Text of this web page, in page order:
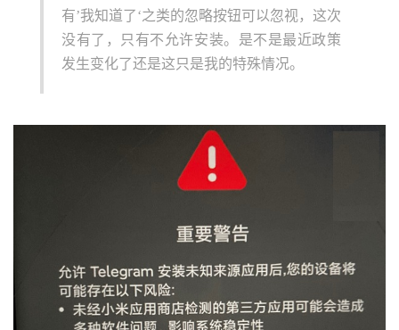
有’我知道了‘之类的忽略按钮可以忽视，这次
没有了，只有不允许安装。是不是最近政策
发生变化了还是这只是我的特殊情况。